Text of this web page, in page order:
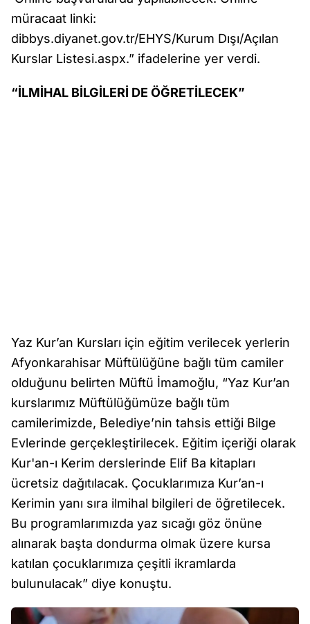
müracaat linki:
dibbys.diyanet.gov.tr/EHYS/Kurum Dışı/Açılan
Kurslar Listesi.aspx.” ifadelerine yer verdi.
“İLMİHAL BİLGİLERİ DE ÖĞRETİLECEK”
Yaz Kur’an Kursları için eğitim verilecek yerlerin
Afyonkarahisar Müftülüğüne bağlı tüm camiler
olduğunu belirten Müftü İmamoğlu, “Yaz Kur’an
kurslarımız Müftülüğümüze bağlı tüm
camilerimizde, Belediye’nin tahsis ettiği Bilge
Evlerinde gerçekleştirilecek. Eğitim içeriği olarak
Kur'an-ı Kerim derslerinde Elif Ba kitapları
ücretsiz dağıtılacak. Çocuklarımıza Kur’an-ı
Kerimin yanı sıra ilmihal bilgileri de öğretilecek.
Bu programlarımızda yaz sıcağı göz önüne
alınarak başta dondurma olmak üzere kursa
katılan çocuklarımıza çeşitli ikramlarda
bulunulacak” diye konuştu.